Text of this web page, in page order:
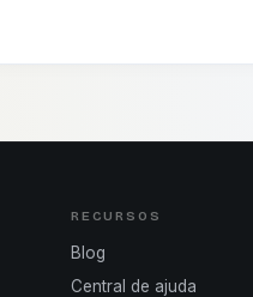
RECURSOS
Blog
Central de ajuda